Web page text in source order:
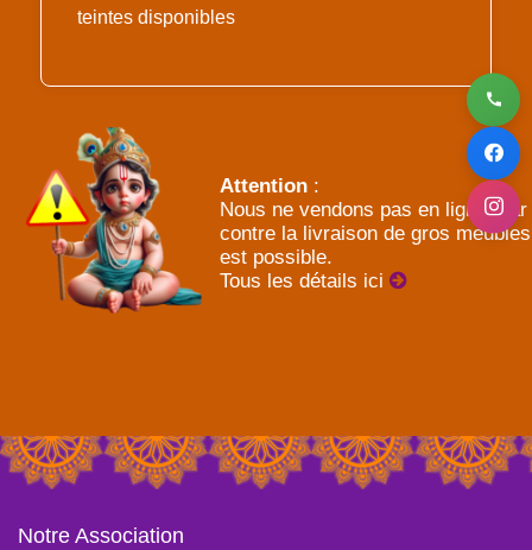
teintes disponibles
Attention :
Nous ne vendons pas en ligne, par
contre la livraison de gros meubles
est possible.
Tous les détails ici
Notre Association